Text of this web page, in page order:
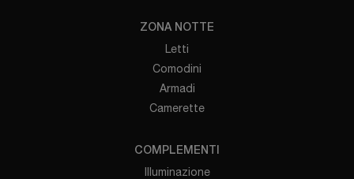
ZONA NOTTE
Letti
Comodini
Armadi
Camerette
COMPLEMENTI
Illuminazione